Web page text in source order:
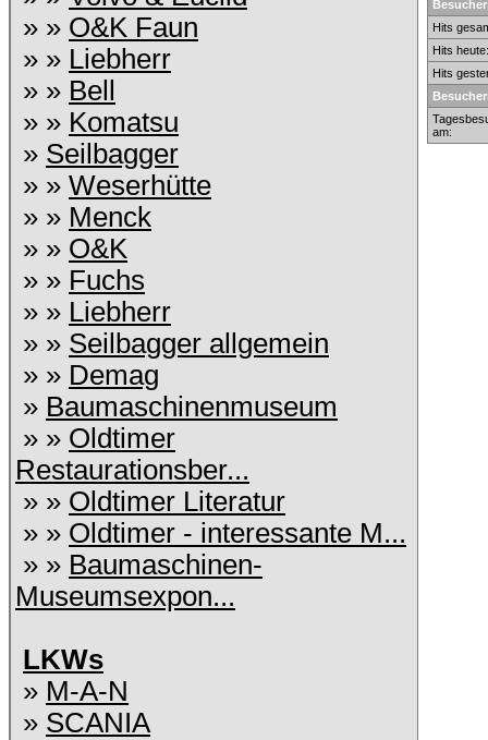
» » O&K Faun
» » Liebherr
» » Bell
» » Komatsu
» Seilbagger
» » Weserhütte
» » Menck
» » O&K
» » Fuchs
» » Liebherr
» » Seilbagger allgemein
» » Demag
» Baumaschinenmuseum
» » Oldtimer
Restaurationsber...
» » Oldtimer Literatur
» » Oldtimer - interessante M...
» » Baumaschinen-
Museumsexpon...
LKWs
» M-A-N
» SCANIA
Hits
Hits heute:
Hits
am: